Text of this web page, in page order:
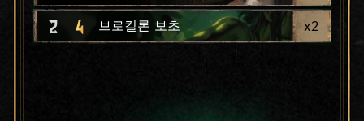
2 4 브로킬론 보초 x2